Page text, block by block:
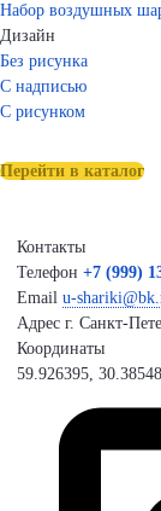
Набор воздушных
Дизайн
Без рисунка
С надписью
С рисунком
Перейти в каталог
Контакты
Телефон +7 (999)
Email u-
Адрес г. Санкт-
Координаты
59.926395,